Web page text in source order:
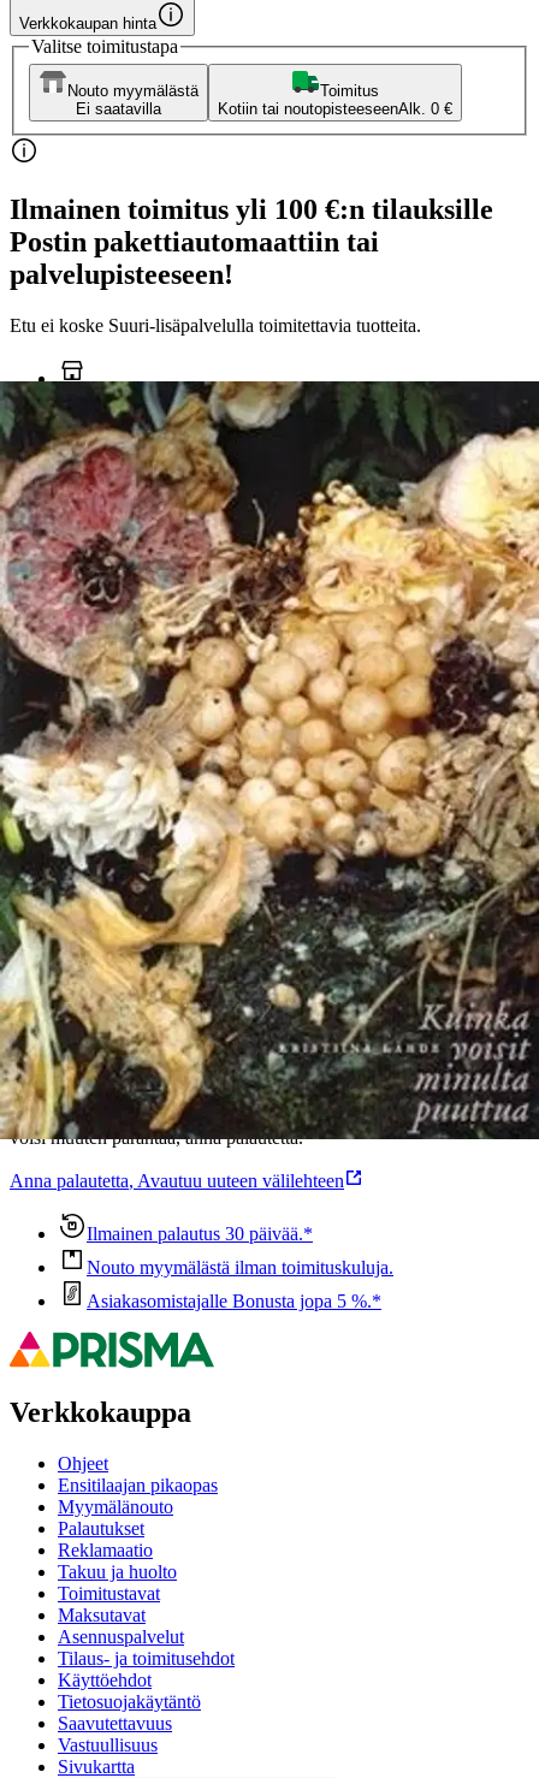
Verkkokaupan hinta
Valitse toimitustapa
Nouto myymälästä
Ei saatavilla
Toimitus
Kotiin tai noutopisteeseenAlk. 0 €
Ilmainen toimitus yli 100 €:n tilauksille
Postin pakettiautomaattiin tai
palvelupisteeseen!
Etu ei koske Suuri‑lisäpalvelulla toimitettavia tuotteita.
Tarkista myymäläsaatavuus
Ei saatavilla
Tuotekuvaus
Kristiina Lähde yhdistää kolmannessa runokokoelmassaan
rakkauden ja kuoleman teemat. On kyse luonnonmullistuksista,
niistä hetkistä kun kaikki muuttuu. Puhutaan kuolemasta ja
menetyksestä eri näkökulmista; kulttuurin, biologian ja luonnon
kannalta. Läsnä ovat myös henkisen kuoleman uhka ja kuoleman
rituaalit. Kristiina Lähde kirjoittaa näistä aiheista karnevalistisesti,
todesti ja raikkaan kipeästi.
Ominaisuudet
Oletko tyytyväinen tuotetietoihin?
Ovatko tuotetiedot riittävät? Jos tuotetiedoissa on puutteita tai niitä
voisi muuten parantaa, anna palautetta.
Anna palautetta, Avautuu uuteen välilehteen
Ilmainen palautus 30 päivää.*
Nouto myymälästä ilman toimituskuluja.
Asiakasomistajalle Bonusta jopa 5 %.*
Verkkokauppa
Ohjeet
Ensitilaajan pikaopas
Myymälänouto
Palautukset
Reklamaatio
Takuu ja huolto
Toimitustavat
Maksutavat
Asennuspalvelut
Tilaus- ja toimitusehdot
Käyttöehdot
Tietosuojakäytäntö
Saavutettavuus
Vastuullisuus
Sivukartta